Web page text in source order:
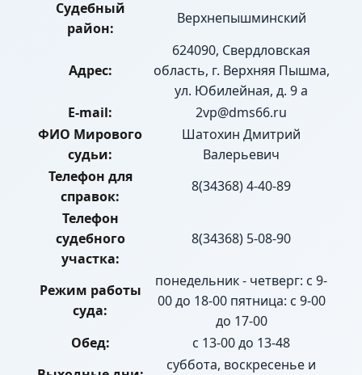
Судебный
район:
Верхнепышминский
Адрес:
624090, Свердловская
область, г. Верхняя Пышма,
ул. Юбилейная, д. 9 а
E-mail:
2vp@dms66.ru
ФИО Мирового
судьи:
Шатохин Дмитрий
Валерьевич
Телефон для
справок:
8(34368) 4-40-89
Телефон
судебного
участка:
8(34368) 5-08-90
Режим работы
суда:
понедельник - четверг: с 9-
00 до 18-00 пятница: с 9-00
до 17-00
Обед:
с 13-00 до 13-48
суббота, воскресенье и